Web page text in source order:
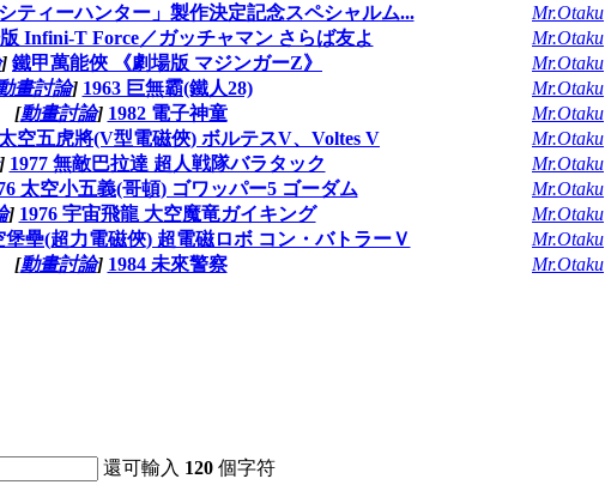
シティーハンター」製作決定記念スペシャルム... Mr.Otaku
Infini-T Force／ガッチャマン さらば友よ Mr.Otaku
] 鐵甲萬能俠 《劇場版 マジンガーZ》 Mr.Otaku
畫討論] 1963 巨無霸(鐵人28) Mr.Otaku
[動畫討論] 1982 電子神童 Mr.Otaku
空五虎將(V型電磁俠) ボルテスV、Voltes V Mr.Otaku
1977 無敵巴拉達 超人戦隊バラタック Mr.Otaku
太空小五義(哥頓) ゴワッパー5 ゴーダム Mr.Otaku
] 1976 宇宙飛龍 大空魔竜ガイキング Mr.Otaku
堡壘(超力電磁俠) 超電磁ロボ コン・バトラーＶ Mr.Otaku
[動畫討論] 1984 未來警察 Mr.Otaku
還可輸入 120 個字符